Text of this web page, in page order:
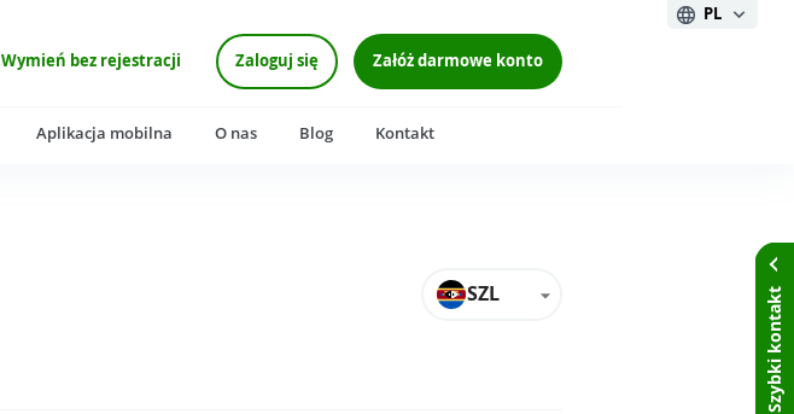
Wymień bez rejestracji Zaloguj się Załóż darmowe konto
PL
Aplikacja mobilna O nas Blog Kontakt
SZL Szybki kontakt